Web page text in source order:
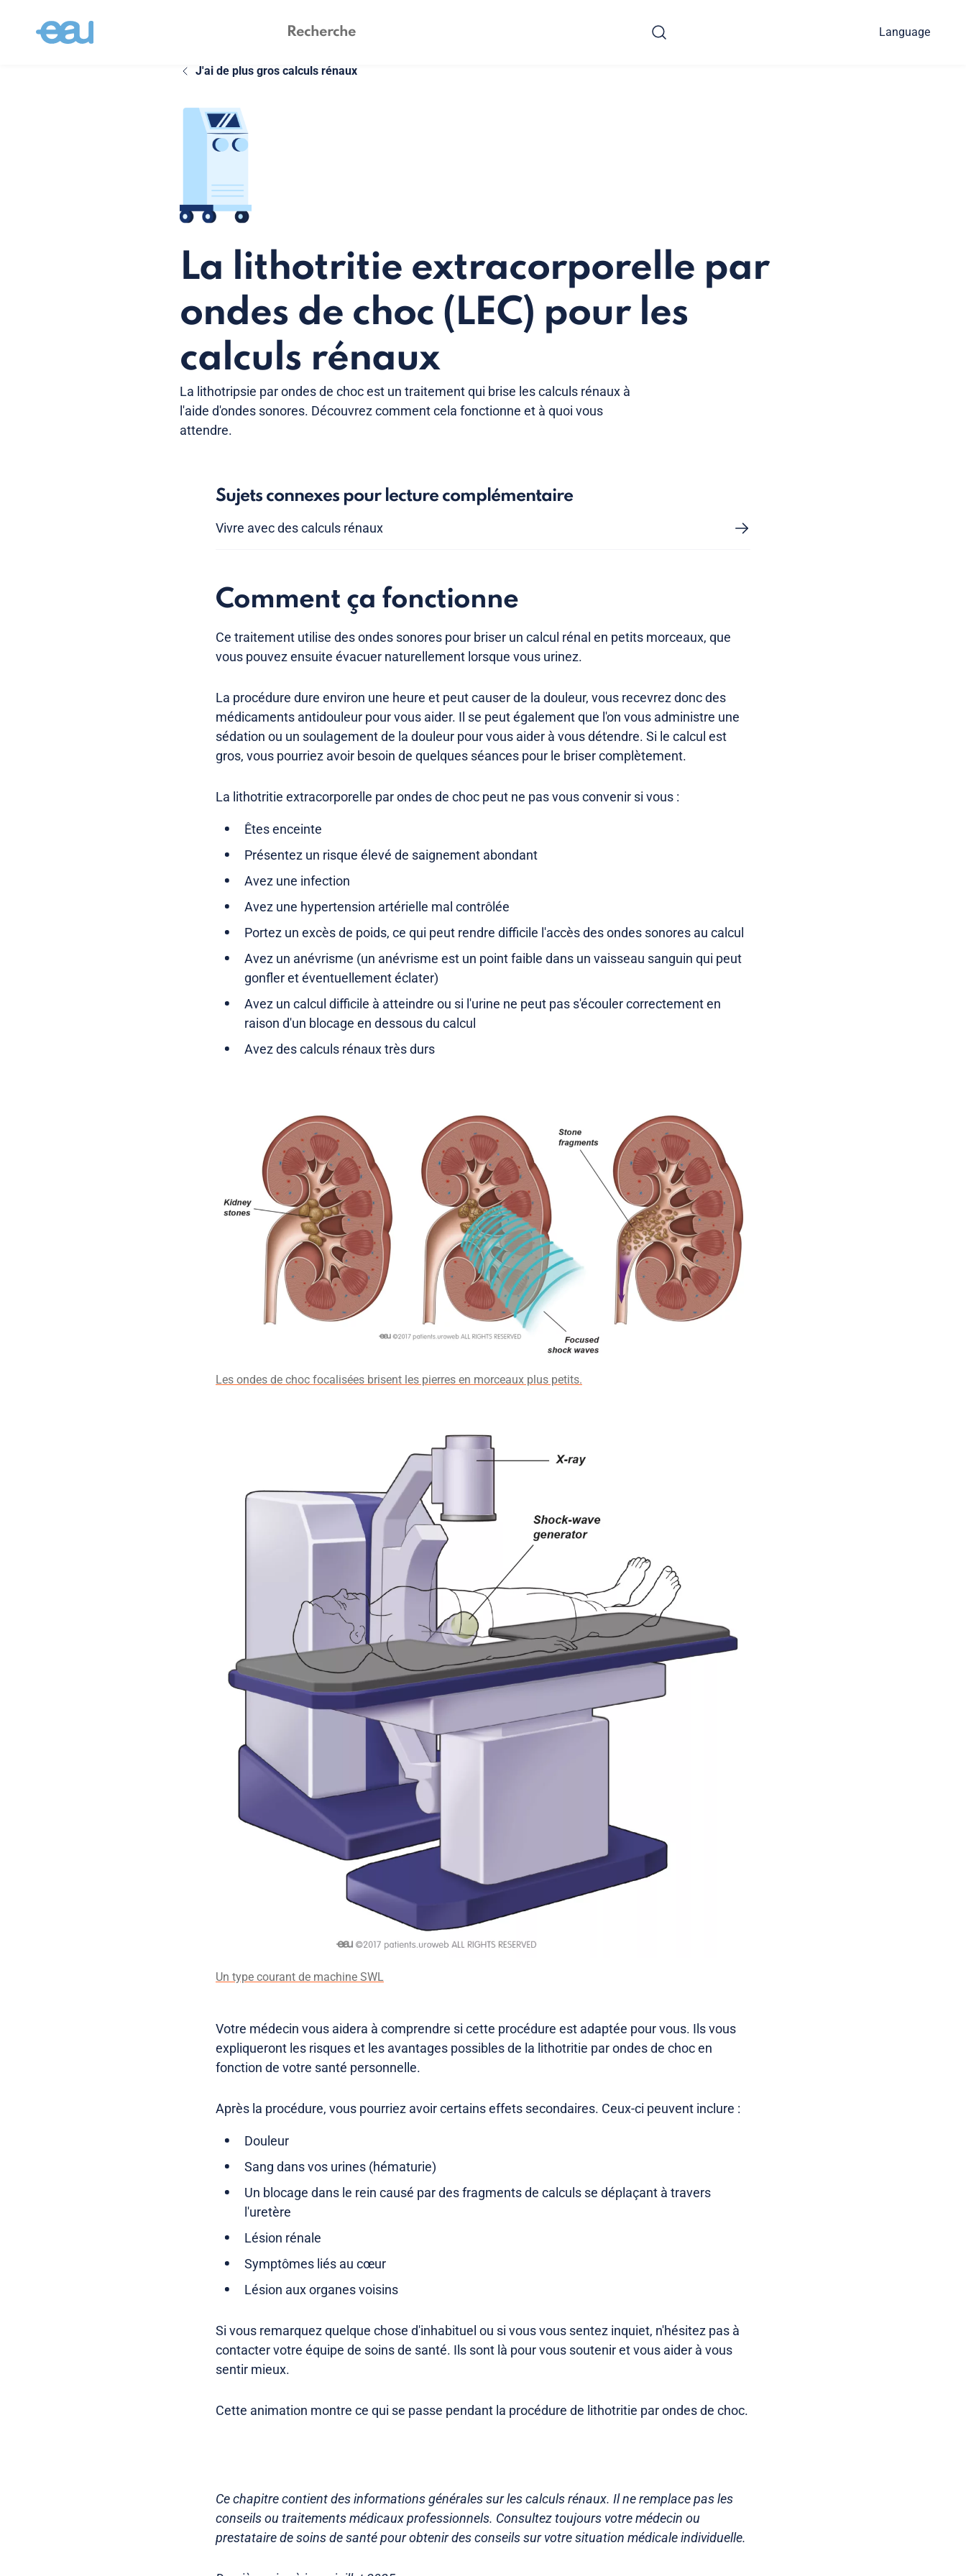
Language
J'ai de plus gros calculs rénaux
La lithotritie extracorporelle par
ondes de choc (LEC) pour les
calculs rénaux
La lithotripsie par ondes de choc est un traitement qui brise les calculs rénaux à
l'aide d'ondes sonores. Découvrez comment cela fonctionne et à quoi vous
attendre.
Sujets connexes pour lecture complémentaire
Vivre avec des calculs rénaux
Comment ça fonctionne
Ce traitement utilise des ondes sonores pour briser un calcul rénal en petits morceaux, que
vous pouvez ensuite évacuer naturellement lorsque vous urinez.
La procédure dure environ une heure et peut causer de la douleur, vous recevrez donc des
médicaments antidouleur pour vous aider. Il se peut également que l'on vous administre une
sédation ou un soulagement de la douleur pour vous aider à vous détendre. Si le calcul est
gros, vous pourriez avoir besoin de quelques séances pour le briser complètement.
La lithotritie extracorporelle par ondes de choc peut ne pas vous convenir si vous :
Êtes enceinte
Présentez un risque élevé de saignement abondant
Avez une infection
Avez une hypertension artérielle mal contrôlée
Portez un excès de poids, ce qui peut rendre difficile l'accès des ondes sonores au calcul
Avez un anévrisme (un anévrisme est un point faible dans un vaisseau sanguin qui peut
gonfler et éventuellement éclater)
Avez un calcul difficile à atteindre ou si l'urine ne peut pas s'écouler correctement en
raison d'un blocage en dessous du calcul
Avez des calculs rénaux très durs
Les ondes de choc focalisées brisent les pierres en morceaux plus petits.
Un type courant de machine SWL
Votre médecin vous aidera à comprendre si cette procédure est adaptée pour vous. Ils vous
expliqueront les risques et les avantages possibles de la lithotritie par ondes de choc en
fonction de votre santé personnelle.
Après la procédure, vous pourriez avoir certains effets secondaires. Ceux-ci peuvent inclure :
Douleur
Sang dans vos urines (hématurie)
Un blocage dans le rein causé par des fragments de calculs se déplaçant à travers
l'uretère
Lésion rénale
Symptômes liés au cœur
Lésion aux organes voisins
Si vous remarquez quelque chose d'inhabituel ou si vous vous sentez inquiet, n'hésitez pas à
contacter votre équipe de soins de santé. Ils sont là pour vous soutenir et vous aider à vous
sentir mieux.
Cette animation montre ce qui se passe pendant la procédure de lithotritie par ondes de choc.
Ce chapitre contient des informations générales sur les calculs rénaux. Il ne remplace pas les
conseils ou traitements médicaux professionnels. Consultez toujours votre médecin ou
prestataire de soins de santé pour obtenir des conseils sur votre situation médicale individuelle.